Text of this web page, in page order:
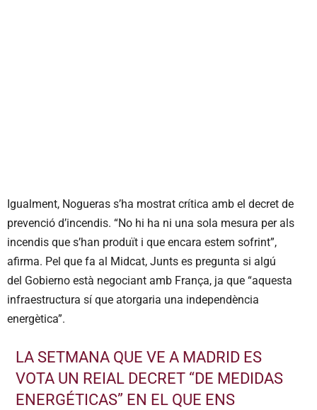
Igualment, Nogueras s’ha mostrat crítica amb el decret de
prevenció d’incendis. “No hi ha ni una sola mesura per als
incendis que s’han produït i que encara estem sofrint”,
afirma. Pel que fa al Midcat, Junts es pregunta si algú
del Gobierno està negociant amb França, ja que “aquesta
infraestructura sí que atorgaria una independència
energètica”.
LA SETMANA QUE VE A MADRID ES
VOTA UN REIAL DECRET “DE MEDIDAS
ENERGÉTICAS” EN EL QUE ENS